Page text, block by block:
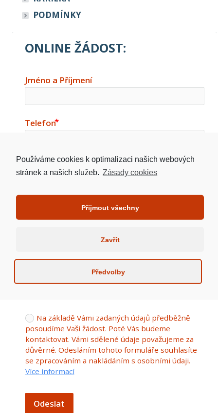
PODMÍNKY
ONLINE ŽÁDOST:
Jméno a Příjmení
Telefon
Email
Adresa Nemovitosti
Požadovaná výše úvěru v Kč
Na základě Vámi zadaných údajů předběžně
posoudíme Vaši žádost. Poté Vás budeme
kontaktovat. Vámi sdělené údaje považujeme za
důvěrné. Odesláním tohoto formuláře souhlasíte
se zpracováním a nakládáním s osobními údaji.
Více informací
Odeslat
Používáme cookies k optimalizaci našich webových
stránek a našich služeb. Zásady cookies
Přijmout všechny
Zavřít
Předvolby